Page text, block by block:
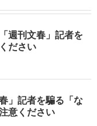
週刊文春」記者を
ださい
」記者を騙る「な
意ください